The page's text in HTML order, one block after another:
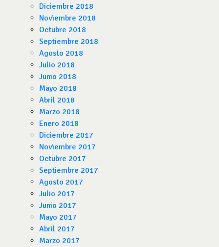
Diciembre 2018
Noviembre 2018
Octubre 2018
Septiembre 2018
Agosto 2018
Julio 2018
Junio 2018
Mayo 2018
Abril 2018
Marzo 2018
Enero 2018
Diciembre 2017
Noviembre 2017
Octubre 2017
Septiembre 2017
Agosto 2017
Julio 2017
Junio 2017
Mayo 2017
Abril 2017
Marzo 2017